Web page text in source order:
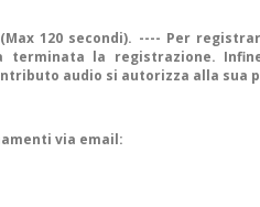
(Max 120 secondi). ---- Per
terminata la registrazione.
audio si autorizza alla sua
via email: